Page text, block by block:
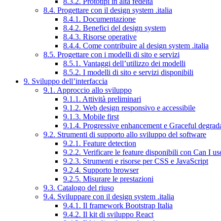
8.4. Progettare con il design system .italia
8.4.1. Documentazione
8.4.2. Benefici del design system
8.4.3. Risorse operative
8.4.4. Come contribuire al design system .italia
8.5. Progettare con i modelli di sito e servizi
8.5.1. Vantaggi dell’utilizzo dei modelli
8.5.2. I modelli di sito e servizi disponibili
9. Sviluppo dell’interfaccia
9.1. Approccio allo sviluppo
9.1.1. Attività preliminari
9.1.2. Web design responsivo e accessibile
9.1.3. Mobile first
9.1.4. Progressive enhancement e Graceful
9.2. Strumenti di supporto allo sviluppo del software
9.2.1. Feature detection
9.2.2. Verificare le feature disponibili con Can I
9.2.3. Strumenti e risorse per CSS e JavaScript
9.2.4. Supporto browser
9.2.5. Misurare le prestazioni
9.3. Catalogo del riuso
9.4. Sviluppare con il design system .italia
9.4.1. Il framework Bootstrap Italia
9.4.2. Il kit di sviluppo React